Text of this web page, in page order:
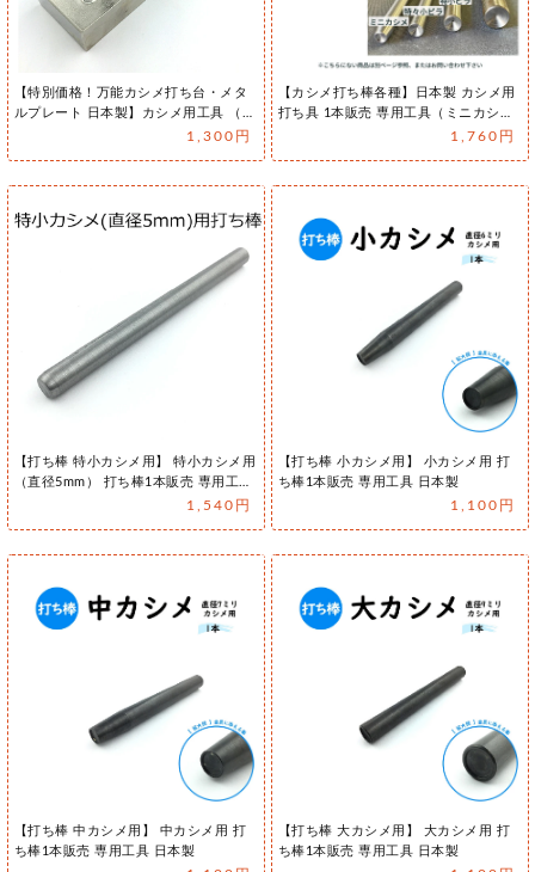
【特別価格！万能カシメ打ち台・メタ
ルプレート 日本製】カシメ用工具 （レ
1,300円
【カシメ打ち棒各種】日本製 カシメ用
打ち具 1本販売 専用工具（ミニカシ
1,760円
【打ち棒 特小カシメ用】 特小カシメ用
（直径5mm） 打ち棒1本販売 専用工具
1,540円
【打ち棒 小カシメ用】 小カシメ用 打
ち棒1本販売 専用工具 日本製
1,100円
【打ち棒 中カシメ用】 中カシメ用 打
ち棒1本販売 専用工具 日本製
【打ち棒 大カシメ用】 大カシメ用 打
ち棒1本販売 専用工具 日本製